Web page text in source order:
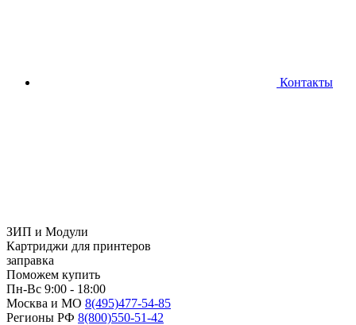
Контакты
ЗИП и Модули
Картриджи для принтеров
заправка
Поможем купить
Пн-Вс 9:00 - 18:00
Москва и МО 8(495)477-54-85
Регионы РФ 8(800)550-51-42